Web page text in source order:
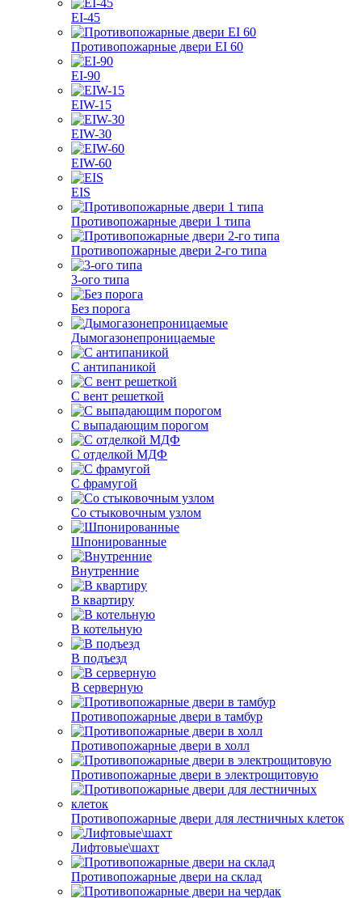
EI-45
Противопожарные двери EI 60
EI-90
EIW-15
EIW-30
EIW-60
EIS
Противопожарные двери 1 типа
Противопожарные двери 2-го типа
3-ого типа
Без порога
Дымогазонепроницаемые
С антипаникой
С вент решеткой
С выпадающим порогом
С отделкой МДФ
С фрамугой
Со стыковочным узлом
Шпонированные
Внутренние
В квартиру
В котельную
В подъезд
В серверную
Противопожарные двери в тамбур
Противопожарные двери в холл
Противопожарные двери в электрощитовую
Противопожарные двери для лестничных клеток
Лифтовые\шахт
Противопожарные двери на склад